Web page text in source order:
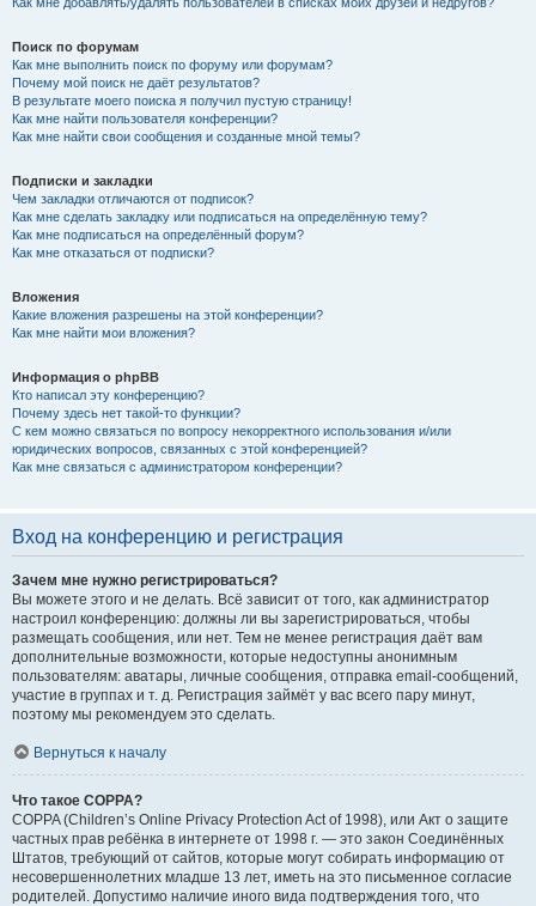
Поиск по форумам
Как мне выполнить поиск по форуму или форумам?
Почему мой поиск не даёт результатов?
В результате моего поиска я получил пустую страницу!
Как мне найти пользователя конференции?
Как мне найти свои сообщения и созданные мной темы?
Подписки и закладки
Чем закладки отличаются от подписок?
Как мне сделать закладку или подписаться на определённую тему?
Как мне подписаться на определённый форум?
Как мне отказаться от подписки?
Вложения
Какие вложения разрешены на этой конференции?
Как мне найти мои вложения?
Информация о phpBB
Кто написал эту конференцию?
Почему здесь нет такой-то функции?
С кем можно связаться по вопросу некорректного использования и/или
юридических вопросов, связанных с этой конференцией?
Как мне связаться с администратором конференции?
Вход на конференцию и регистрация
Зачем мне нужно регистрироваться?
Вы можете этого и не делать. Всё зависит от того, как администратор
настроил конференцию: должны ли вы зарегистрироваться, чтобы
размещать сообщения, или нет. Тем не менее регистрация даёт вам
дополнительные возможности, которые недоступны анонимным
пользователям: аватары, личные сообщения, отправка email-сообщений,
участие в группах и т. д. Регистрация займёт у вас всего пару минут,
поэтому мы рекомендуем это сделать.
Вернуться к началу
Что такое COPPA?
COPPA (Children’s Online Privacy Protection Act of 1998), или Акт о защите
частных прав ребёнка в интернете от 1998 г. — это закон Соединённых
Штатов, требующий от сайтов, которые могут собирать информацию от
несовершеннолетних младше 13 лет, иметь на это письменное согласие
родителей. Допустимо наличие иного вида подтверждения того, что